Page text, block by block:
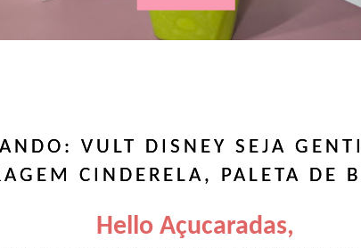
VULT DISNEY SEJA
CINDERELA, PALETA DE
Hello Açucaradas,